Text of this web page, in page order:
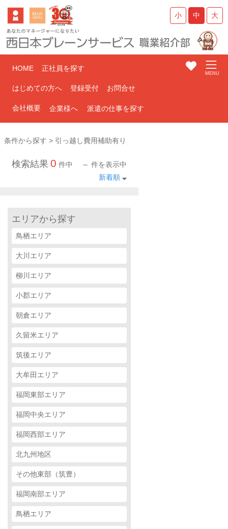
小 中 大
HOME 正社員を探す
はじめての方へ 登録受付 お問合せ
会社概要 企業様へ 派遣の仕事を探す
エリアから探す
鳥栖エリア
大川エリア
柳川エリア
小郡エリア
朝倉エリア
久留米エリア
筑後エリア
大牟田エリア
福岡東部エリア
福岡中央エリア
福岡西部エリア
北九州地区
その他東部（筑豊）
福岡南部エリア
鳥栖エリア
条件から探す > 引っ越し費用補助有り
検索結果 0 件中 ～ 件を表示中
新着順